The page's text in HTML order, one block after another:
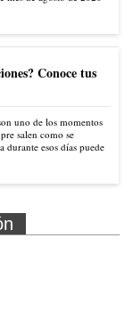
Conoce tus
uno de los momentos
salen como se
esos días puede